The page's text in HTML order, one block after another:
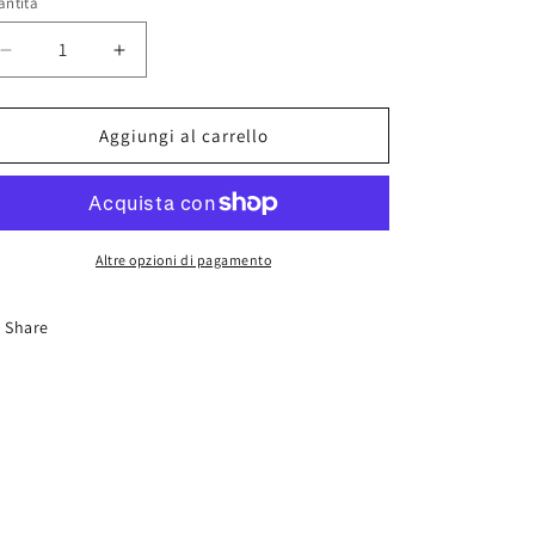
Diminuisci
quantità
per
Neodimio
Aumenta
quantità
per
Magneti
Neodimio
(x100)
Aggiungi al carrello
Altre opzioni di pagamento
Share